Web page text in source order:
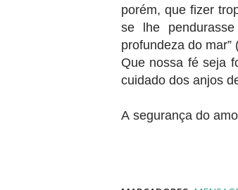
porém, que fizer
se lhe
profundeza do mar”
Que nossa fé seja
cuidado dos anjos
A segurança do